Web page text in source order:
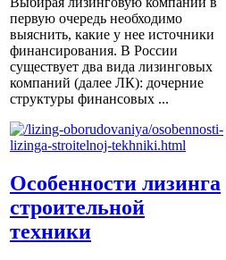
первую очередь необходимо
выяснить, какие у нее источники
финансирования. В России
существует два вида лизинговых
компаний (далее ЛК): дочерние
структуры финансовых ...
Особенности лизинга
строительной
техники